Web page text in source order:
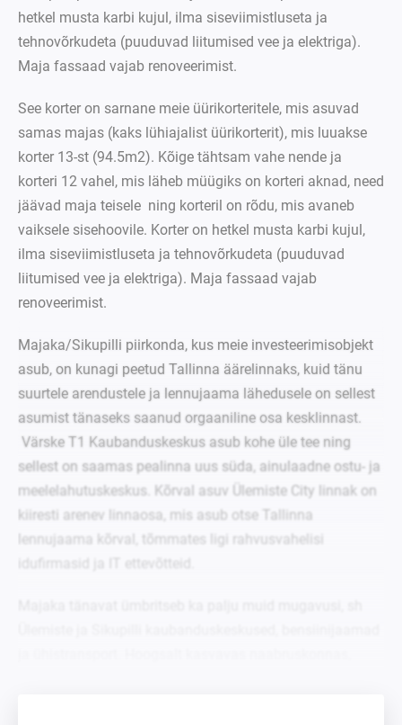
hetkel musta karbi kujul, ilma siseviimistluseta ja
tehnovõrkudeta (puuduvad liitumised vee ja elektriga).
Maja fassaad vajab renoveerimist.
See korter on sarnane meie üürikorteritele, mis asuvad
samas majas (kaks lühiajalist üürikorterit), mis luuakse
korter 13-st (94.5m2). Kõige tähtsam vahe nende ja
korteri 12 vahel, mis läheb müügiks on korteri aknad, need
jäävad maja teisele ning korteril on rõdu, mis avaneb
vaiksele sisehoovile. Korter on hetkel musta karbi kujul,
ilma siseviimistluseta ja tehnovõrkudeta (puuduvad
liitumised vee ja elektriga). Maja fassaad vajab
renoveerimist.
Majaka/Sikupilli piirkonda, kus meie investeerimisobjekt
asub, on kunagi peetud Tallinna äärelinnaks, kuid tänu
suurtele arendustele ja lennujaama lähedusele on sellest
asumist tänaseks saanud orgaaniline osa kesklinnast.
Värske T1 Kaubanduskeskus asub kohe üle tee ning
sellest on saamas pealinna uus süda, ainulaadne ostu- ja
meelelahutuskeskus. Kõrval asuv Ülemiste City linnak on
kiiresti arenev linnaosa, mis asub otse Tallinna
lennujaama kõrval, tõmmates ligi rahvusvahelisi